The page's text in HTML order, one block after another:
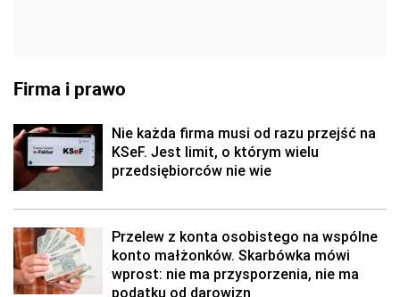
Firma i prawo
Nie każda firma musi od razu przejść na
KSeF. Jest limit, o którym wielu
przedsiębiorców nie wie
Przelew z konta osobistego na wspólne
konto małżonków. Skarbówka mówi
wprost: nie ma przysporzenia, nie ma
podatku od darowizn